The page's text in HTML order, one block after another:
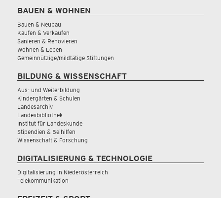
BAUEN & WOHNEN
Bauen & Neubau
Kaufen & Verkaufen
Sanieren & Renovieren
Wohnen & Leben
Gemeinnützige/mildtätige Stiftungen
BILDUNG & WISSENSCHAFT
Aus- und Weiterbildung
Kindergärten & Schulen
Landesarchiv
Landesbibliothek
Institut für Landeskunde
Stipendien & Beihilfen
Wissenschaft & Forschung
DIGITALISIERUNG & TECHNOLOGIE
Digitalisierung in Niederösterreich
Telekommunikation